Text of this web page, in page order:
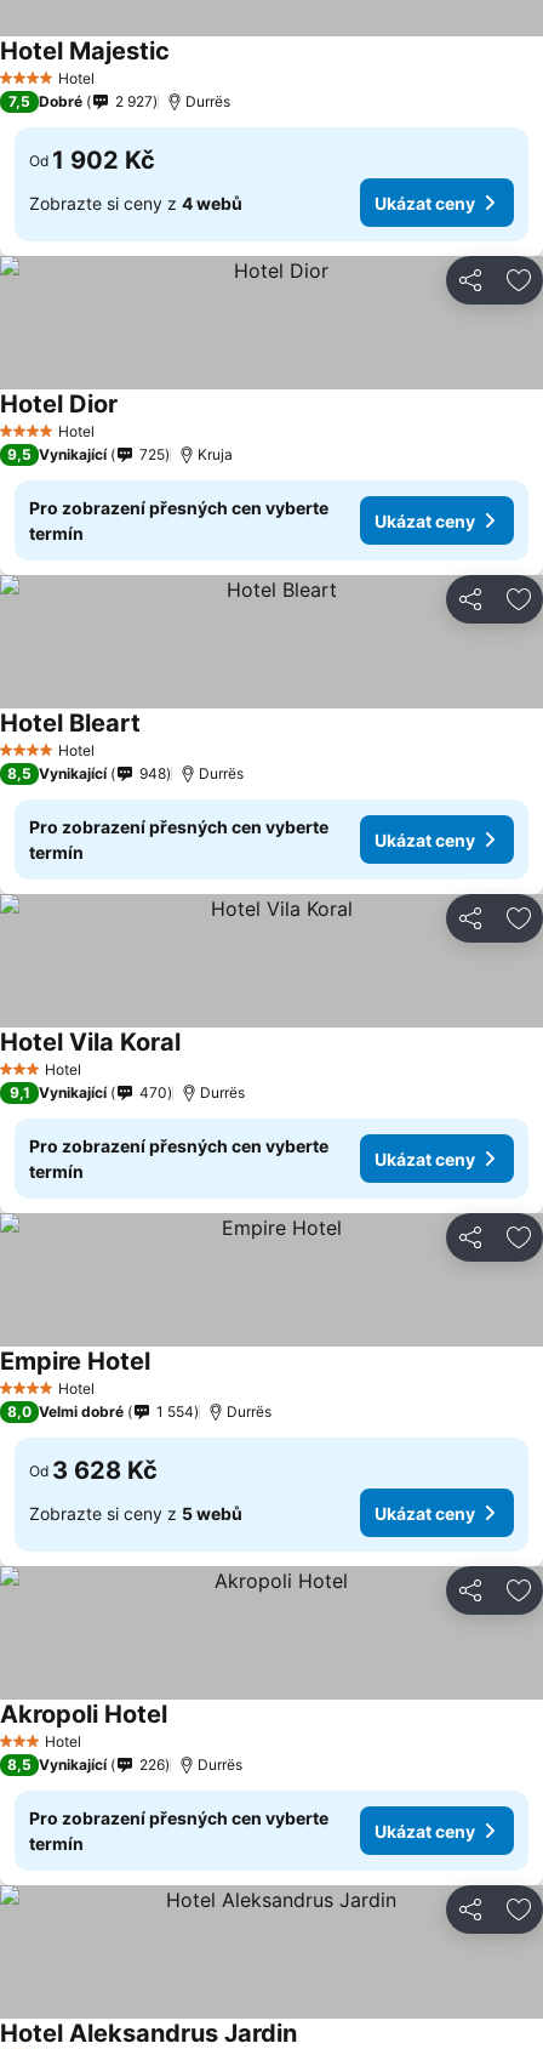
4 Počet hvězdiček
Hotel
Hotel Majestic
7,5 Dobré 2 927 Durrës
Od 1 902 Kč
Zobrazte si ceny z 4 webů Ukázat ceny
Sdílet
4 Počet hvězdiček
Hotel
Hotel Dior
9,5 Vynikající 725 Kruja
Pro zobrazení přesných cen vyberte
termín
Ukázat ceny
Sdílet
4 Počet hvězdiček
Hotel
Hotel Bleart
8,5 Vynikající 948 Durrës
Pro zobrazení přesných cen vyberte
termín
Ukázat ceny
Sdílet
3 Počet hvězdiček
Hotel
Hotel Vila Koral
9,1 Vynikající 470 Durrës
Pro zobrazení přesných cen vyberte
termín
Ukázat ceny
Sdílet
4 Počet hvězdiček
Hotel
Empire Hotel
8,0 Velmi dobré 1 554 Durrës
Od 3 628 Kč
Zobrazte si ceny z 5 webů Ukázat ceny
Sdílet
3 Počet hvězdiček
Hotel
Akropoli Hotel
8,5 Vynikající 226 Durrës
Pro zobrazení přesných cen vyberte
termín
Ukázat ceny
Sdílet
Hotel Aleksandrus Jardin